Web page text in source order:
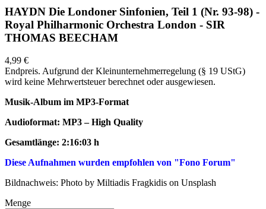
HAYDN Die Londoner Sinfonien, Teil 1 (Nr. 93-98) -
Royal Philharmonic Orchestra London - SIR
THOMAS BEECHAM
4,99 €
Endpreis. Aufgrund der Kleinunternehmerregelung (§ 19 UStG)
wird keine Mehrwertsteuer berechnet oder ausgewiesen.
Musik-Album im MP3-Format
Audioformat: MP3 – High Quality
Gesamtlänge: 2:16:03 h
Diese Aufnahmen wurden empfohlen von "Fono Forum"
Bildnachweis: Photo by Miltiadis Fragkidis on Unsplash
Menge